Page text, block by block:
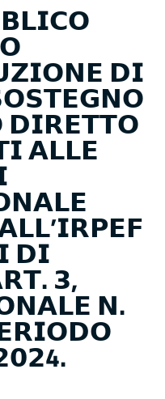
𝗗𝗜
𝗔𝗟𝗟𝗘
𝗗𝗜
𝟯,
𝗡.